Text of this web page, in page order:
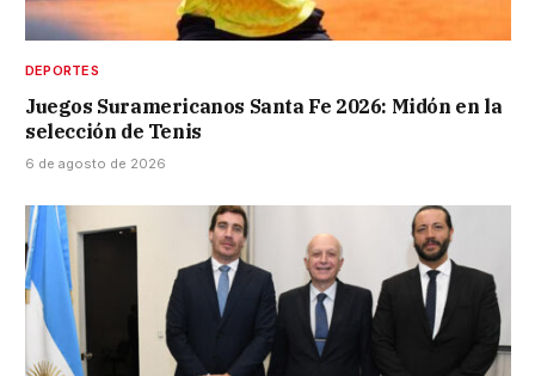
DEPORTES
Juegos Suramericanos Santa Fe 2026: Midón en la
selección de Tenis
6 de agosto de 2026